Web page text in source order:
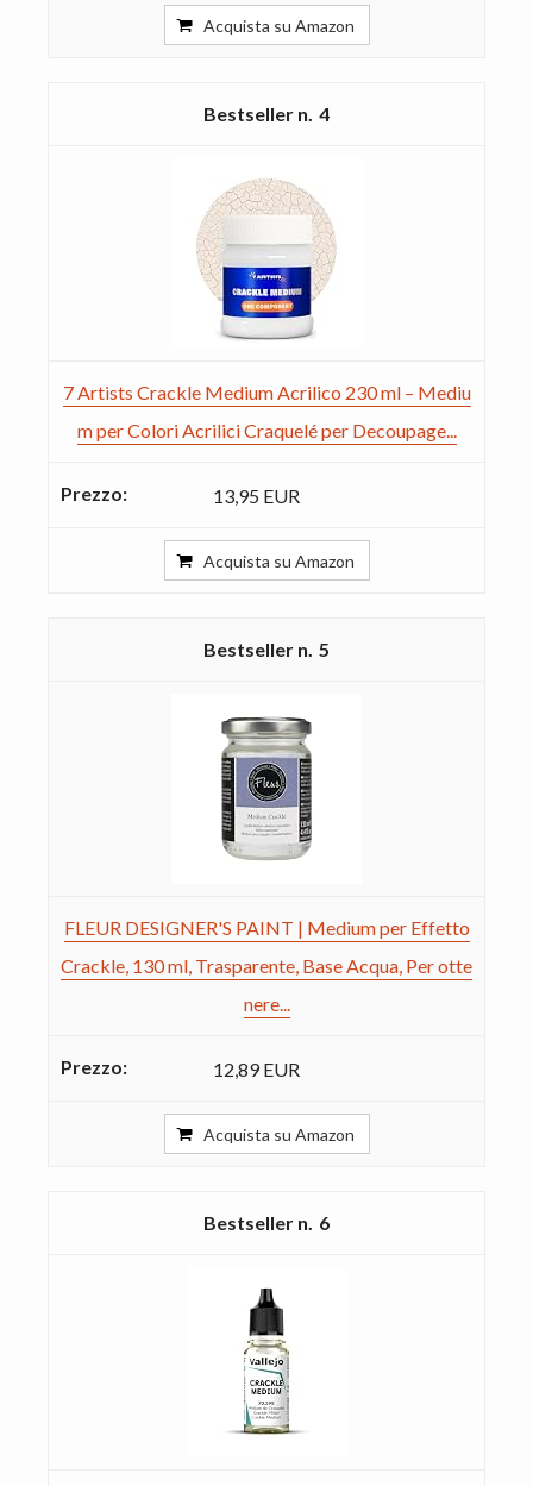
Acquista su Amazon
4
7 Artists Crackle Medium Acrilico 230 ml – Mediu
m per Colori Acrilici Craquelé per Decoupage...
13,95 EUR
Acquista su Amazon
5
FLEUR DESIGNER'S PAINT | Medium per Effetto
Crackle, 130 ml, Trasparente, Base Acqua, Per otte
nere...
12,89 EUR
Acquista su Amazon
6